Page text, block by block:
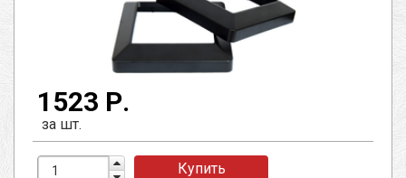
1523 Р.
за шт.
Купить